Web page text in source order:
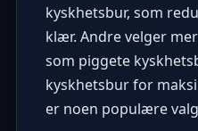
kyskhetsbur, som
klær. Andre velger
som piggete
kyskhetsbur for
er noen populære